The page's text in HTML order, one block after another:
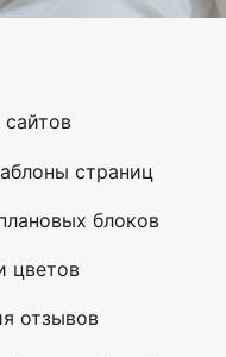
страниц
блоков
цветов
отзывов